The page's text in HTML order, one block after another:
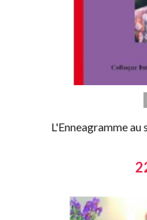
L'Enneagramme